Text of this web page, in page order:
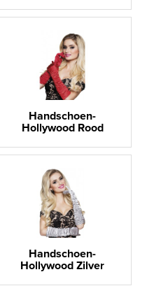
Handschoen-
Hollywood Rood
Handschoen-
Hollywood Zilver